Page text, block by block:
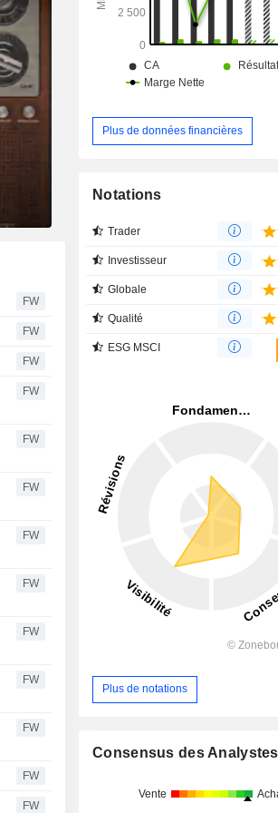
FW
FW
FW
FW
FW
FW
FW
FW
FW
FW
FW
FW
FW
Plus de données financières
Notations
Trader
Investisseur
Globale
Qualité
ESG MSCI
Plus de notations
Consensus des Analystes
Vente